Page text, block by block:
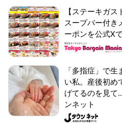
【ステーキガ
スープバー付き
ーポンを公式X
「多指症」で
い私。産後初め
げてるのを見て
ンネット